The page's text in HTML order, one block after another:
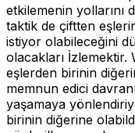
etkilemenin yollarını
taktik de çiftten
istiyor olabileceğini
olacakları İzlemektir.
eşlerden birinin
memnun edici
yaşamaya
birinin diğerine